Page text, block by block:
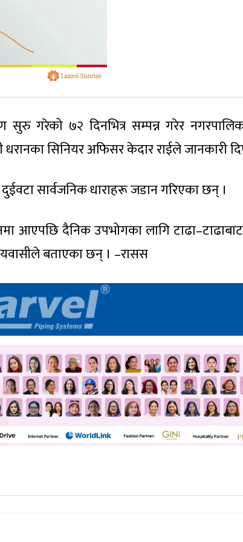
सुरु गरेको ७२ दिनभित्र सम्पन्न गरेर
सिनियर अफिसर केदार राईले जानकारी
सार्वजनिक धाराहरू जडान गरिएका छन् ।
आएपछि दैनिक उपभोगका लागि
बताएका छन् । –रासस